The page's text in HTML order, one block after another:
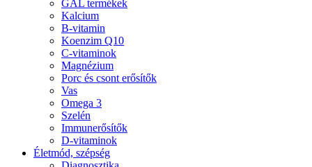
GAL termékek
Kalcium
B-vitamin
Koenzim Q10
C-vitaminok
Magnézium
Porc és csont erősítők
Vas
Omega 3
Szelén
Immunerősítők
D-vitaminok
Életmód, szépség